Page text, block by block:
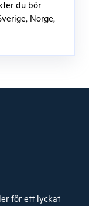
du bör
Norge,
för ett lyckat